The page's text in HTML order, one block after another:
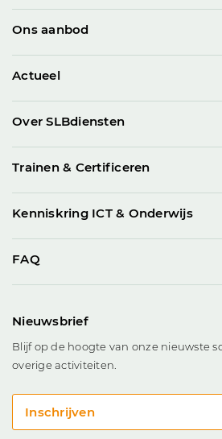
Ons aanbod
Actueel
Over SLBdiensten
Trainen & Certificeren
Kenniskring ICT & Onderwijs
FAQ
Nieuwsbrief
Blijf op de hoogte van onze nieuwste
overige activiteiten.
Inschrijven